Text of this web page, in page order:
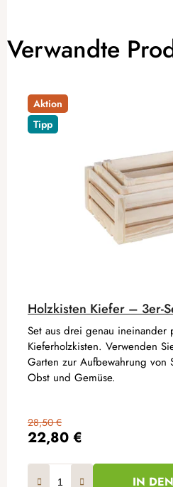
Verwandte
Aktion
Tipp
Holzkisten Kiefer – 3er-
22,80 €
28,50 €
IN
Set aus drei genau ineinander
Kieferholzkisten. Verwenden
Garten zur Aufbewahrung von
Obst und Gemüse.